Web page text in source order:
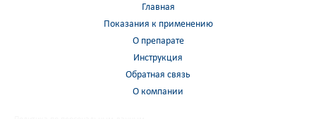
Главная
О препарате
Инструкция
Показания к применению
О компании
Обратная связь